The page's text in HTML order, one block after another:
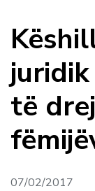
të
07/02/2017